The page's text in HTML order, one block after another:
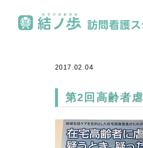
2017.02.04
第2回高齢者